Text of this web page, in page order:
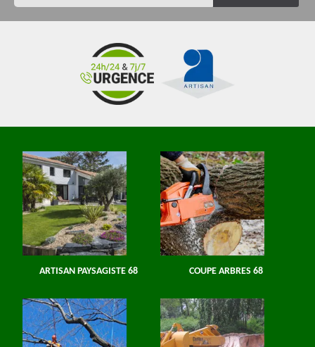
ARTISAN PAYSAGISTE 68 COUPE ARBRES 68